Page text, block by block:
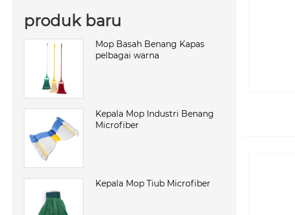
produk baru
Mop Basah Benang Kapas
pelbagai warna
Kepala Mop Industri Benang
Microfiber
Kepala Mop Tiub Microfiber